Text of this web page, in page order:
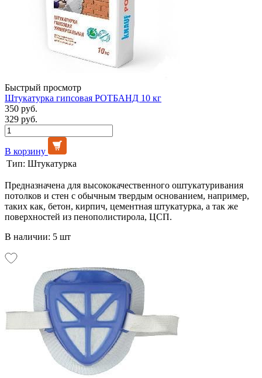
Быстрый просмотр
Штукатурка гипсовая РОТБАНД 10 кг
350 руб.
329 руб.
В корзину
Тип: Штукатурка
Предназначена для высококачественного оштукатуривания
потолков и стен с обычным твердым основанием, например,
таких как, бетон, кирпич, цементная штукатурка, а так же
поверхностей из пенополистирола, ЦСП.
В наличии: 5 шт